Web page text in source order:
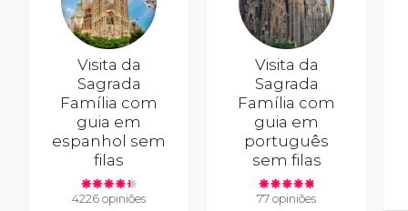
Visita da
Sagrada
Família com
guia em
espanhol sem
filas
4226 opiniões
Visita da
Sagrada
Família com
guia em
português
sem filas
77 opiniões